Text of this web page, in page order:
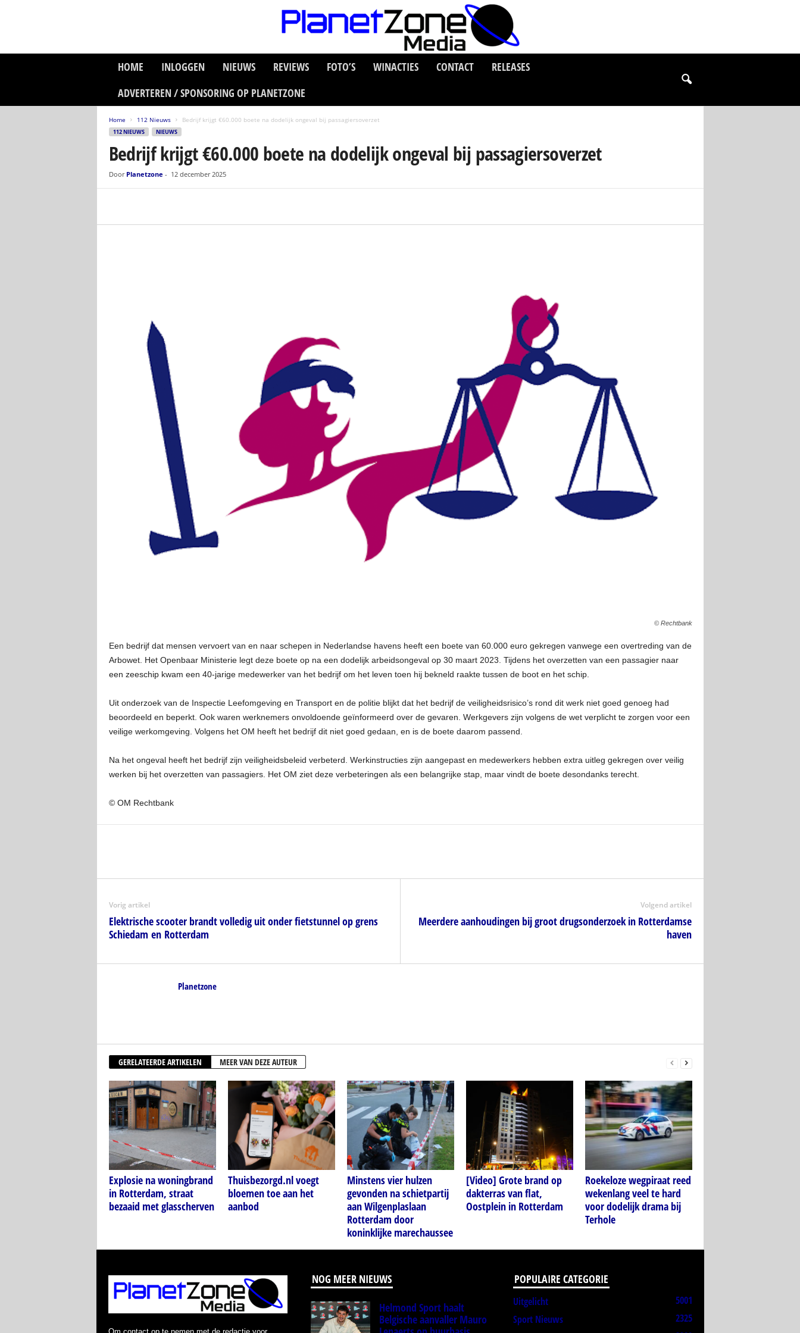
HOME INLOGGEN NIEUWS REVIEWS FOTO’S WINACTIES CONTACT
RELEASES
ADVERTEREN / SPONSORING OP PLANETZONE
Home 112 Nieuws Bedrijf krijgt €60.000 boete na dodelijk ongeval bij passagiersoverzet
112 NIEUWS NIEUWS
Bedrijf krijgt €60.000 boete na dodelijk ongeval bij passagiersoverzet
Door Planetzone - 12 december 2025
© Rechtbank
Een bedrijf dat mensen vervoert van en naar schepen in Nederlandse havens heeft een boete van 60.000 euro gekregen vanwege een overtreding van de
Arbowet. Het Openbaar Ministerie legt deze boete op na een dodelijk arbeidsongeval op 30 maart 2023. Tijdens het overzetten van een passagier naar
een zeeschip kwam een 40-jarige medewerker van het bedrijf om het leven toen hij bekneld raakte tussen de boot en het schip.
Uit onderzoek van de Inspectie Leefomgeving en Transport en de politie blijkt dat het bedrijf de veiligheidsrisico’s rond dit werk niet goed genoeg had
beoordeeld en beperkt. Ook waren werknemers onvoldoende geïnformeerd over de gevaren. Werkgevers zijn volgens de wet verplicht te zorgen voor een
veilige werkomgeving. Volgens het OM heeft het bedrijf dit niet goed gedaan, en is de boete daarom passend.
Na het ongeval heeft het bedrijf zijn veiligheidsbeleid verbeterd. Werkinstructies zijn aangepast en medewerkers hebben extra uitleg gekregen over veilig
werken bij het overzetten van passagiers. Het OM ziet deze verbeteringen als een belangrijke stap, maar vindt de boete desondanks terecht.
© OM Rechtbank
Vorig artikel
Elektrische scooter brandt volledig uit onder fietstunnel op grens
Schiedam en Rotterdam
Volgend artikel
Meerdere aanhoudingen bij groot drugsonderzoek in Rotterdamse
haven
Planetzone
GERELATEERDE ARTIKELEN MEER VAN DEZE AUTEUR
Explosie na woningbrand
in Rotterdam, straat
bezaaid met glasscherven
Thuisbezorgd.nl voegt
bloemen toe aan het
aanbod
Minstens vier hulzen
gevonden na schietpartij
aan Wilgenplaslaan
Rotterdam door
koninklijke marechaussee
[Video] Grote brand op
dakterras van flat,
Oostplein in Rotterdam
Roekeloze wegpiraat reed
wekenlang veel te hard
voor dodelijk drama bij
Terhole
NOG MEER NIEUWS
Helmond Sport haalt
Belgische aanvaller Mauro
POPULAIRE CATEGORIE
Uitgelicht
5001
Sport Nieuws
2325